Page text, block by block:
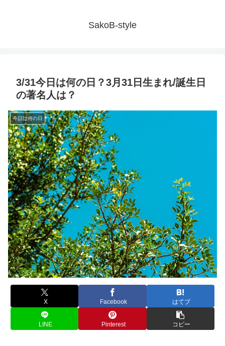
SakoB-style
3/31今日は何の日？3月31日生まれ/誕生日
の著名人は？
今日は何の日
X Facebook はてブ
LINE Pinterest コピー